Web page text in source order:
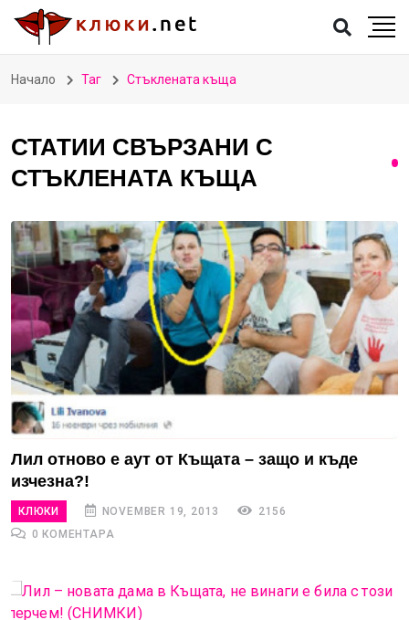
Начало Таг Стъклената къща
СТАТИИ СВЪРЗАНИ С
СТЪКЛЕНАТА КЪЩА
Лил отново е аут от Къщата – защо и къде
изчезна?!
КЛЮКИ NOVEMBER 19, 2013
2156
0 КОМЕНТАРА